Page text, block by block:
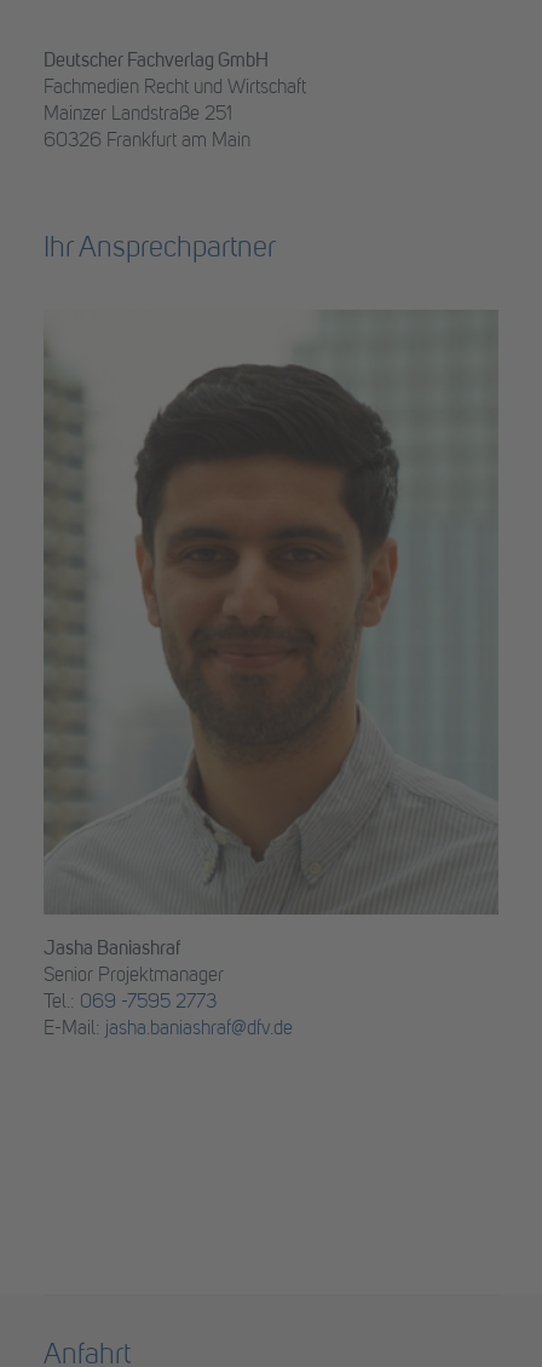
Deutscher Fachverlag GmbH
Fachmedien Recht und Wirtschaft
Mainzer Landstraße 251
60326 Frankfurt am Main
Ihr Ansprechpartner
Jasha Baniashraf
Senior Projektmanager
Tel.: 069 -7595 2773
E-Mail: jasha.baniashraf@dfv.de
Anfahrt